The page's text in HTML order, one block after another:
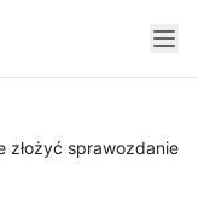
złożyć sprawozdanie